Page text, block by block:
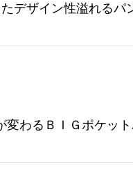
ザイン性溢れるパ
わるＢＩＧポケット